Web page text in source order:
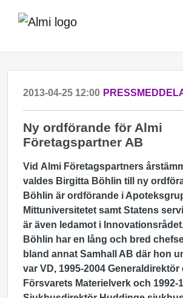
2013-04-25 12:00
Ny ordförande för Almi
Företagspartner AB
Vid Almi Företagspartners
valdes Birgitta Böhlin till ny
Böhlin är ordförande i
Mittuniversitetet samt Statens
är även ledamot i
Böhlin har en lång och bred
bland annat Samhall AB där hon
var VD, 1995-2004
Försvarets Materielverk och 1992-